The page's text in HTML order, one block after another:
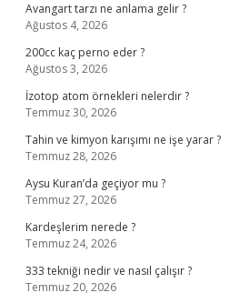
Avangart tarzı ne anlama gelir ?
Ağustos 4, 2026
200cc kaç perno eder ?
Ağustos 3, 2026
İzotop atom örnekleri nelerdir ?
Temmuz 30, 2026
Tahin ve kimyon karışımı ne işe yarar ?
Temmuz 28, 2026
Aysu Kuran’da geçiyor mu ?
Temmuz 27, 2026
Kardeşlerim nerede ?
Temmuz 24, 2026
333 tekniği nedir ve nasıl çalışır ?
Temmuz 20, 2026